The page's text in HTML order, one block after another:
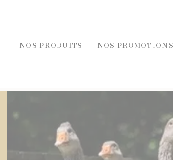
NOS PRODUITS NOS PROMOTIONS
FOIE GRAS
ACCOMPAGNEMENT FOIE GRAS
BLOCS DE FOIE GRAS DE CANARD